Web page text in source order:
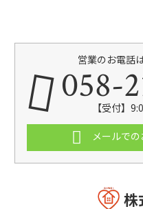
営業のお電話
058-
【受付】
メールで
株